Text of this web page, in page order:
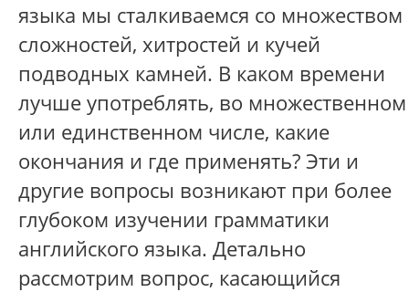
языка мы сталкиваемся со множеством
сложностей, хитростей и кучей
подводных камней. В каком времени
лучше употреблять, во множественном
или единственном числе, какие
окончания и где применять? Эти и
другие вопросы возникают при более
глубоком изучении грамматики
английского языка. Детально
рассмотрим вопрос, касающийся